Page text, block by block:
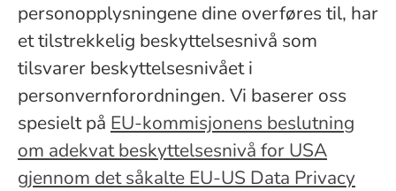
personopplysningene dine overføres til, har
et tilstrekkelig beskyttelsesnivå som
tilsvarer beskyttelsesnivået i
personvernforordningen. Vi baserer oss
spesielt på EU-kommisjonens beslutning
om adekvat beskyttelsesnivå for USA
gjennom det såkalte EU-US Data Privacy